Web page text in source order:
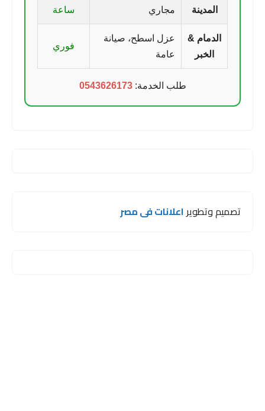
المدينة
مجاري
ساعة
الدمام &
الخبر
عزل اسطح، صيانة
عامة
فوري
طلب الخدمة:0543626173
تصميم وتطويراعلانات فى مصر